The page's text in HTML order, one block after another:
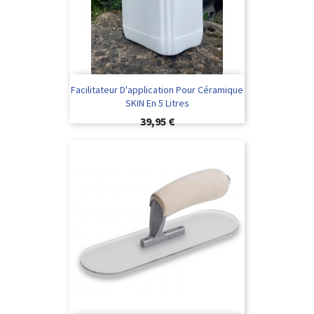
Facilitateur D'application Pour Céramique
SKIN En 5 Litres
Preis
39,95 €